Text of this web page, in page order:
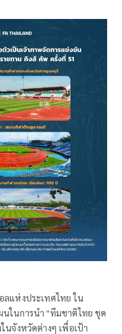
แห่งประเทศไทย ใน
ในการนำ "ทีมชาติไทย ชุด
จังหวัดต่างๆ เพื่อเป้า